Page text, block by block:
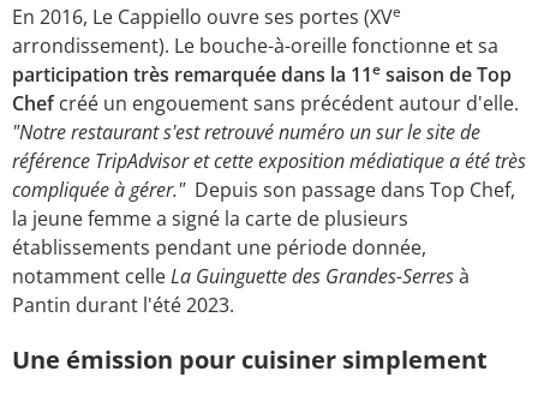
En 2016, Le Cappiello ouvre ses portes (XVe
arrondissement). Le bouche-à-oreille fonctionne et sa
participation très remarquée dans la 11e saison de Top
Chefcréé un engouement sans précédent autour d'elle.
"Notre restaurant s'est retrouvé numéro un sur le site de
référence TripAdvisor et cette exposition médiatique a été très
compliquée à gérer." Depuis son passage dans Top Chef,
la jeune femme a signé la carte de plusieurs
établissements pendant une période donnée,
notamment celleLa Guinguette des Grandes-Serresà
Pantin durant l'été 2023.
Une émission pour cuisiner simplement